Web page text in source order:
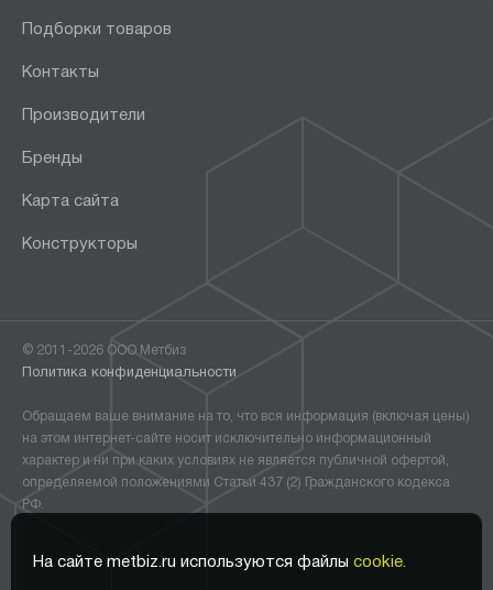
На сайте metbiz.ru используются файлы cookie.
Подборки товаров
Контакты
Производители
Бренды
Карта сайта
Конструкторы
© 2011-2026 ООО Метбиз
Политика конфиденциальности
Обращаем ваше внимание на то, что вся информация (включая цены)
на этом интернет-сайте носит исключительно информационный
характер и ни при каких условиях не является публичной офертой,
определяемой положениями Статьи 437 (2) Гражданского кодекса
РФ.